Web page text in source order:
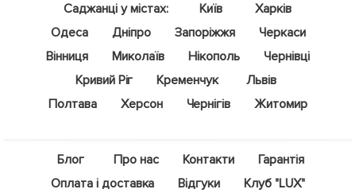
Саджанці у містах: Київ
Харків
Одеса
Дніпро Запоріжжя
Черкаси
Вінниця
Миколаїв Нікополь
Чернівці
Кривий Ріг
Кременчук
Львів
Полтава
Херсон Чернігів Житомир
Блог Про нас Контакти
Гарантія
Оплата і доставка
Відгуки
Клуб "LUX"